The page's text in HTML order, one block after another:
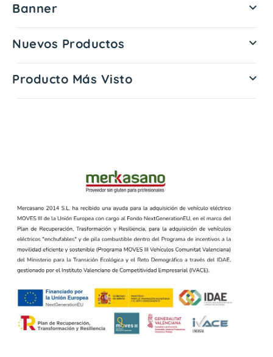
Banner 
Nuevos Productos 
Producto Más Visto 